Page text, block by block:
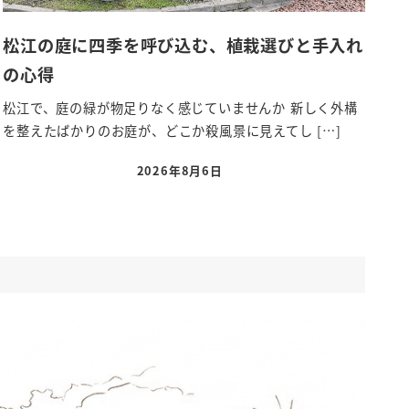
松江の庭に四季を呼び込む、植栽選びと手入れ
の心得
松江で、庭の緑が物足りなく感じていませんか 新しく外構
を整えたばかりのお庭が、どこか殺風景に見えてし […]
2026年8月6日